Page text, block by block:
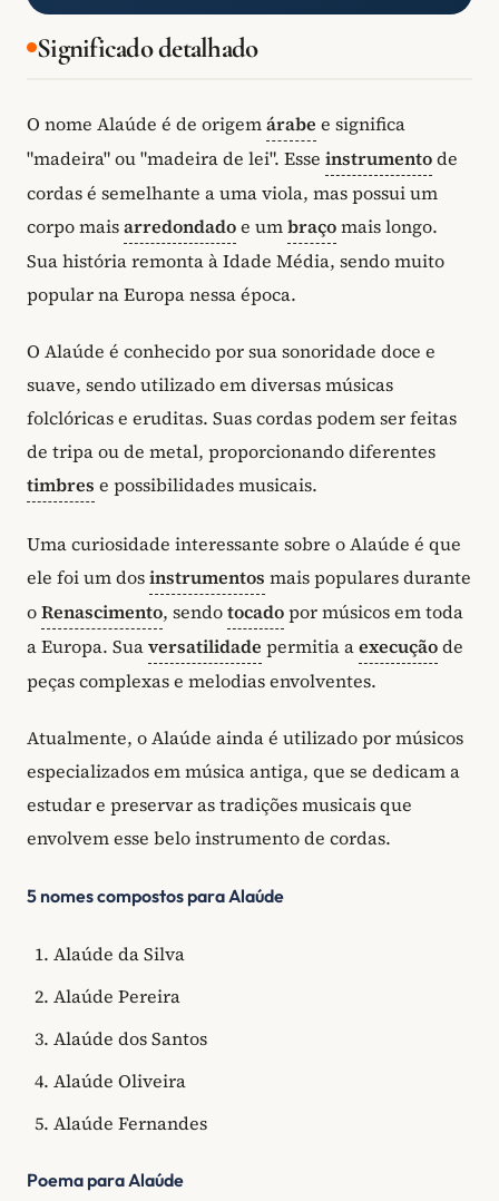
Significado detalhado
O nome Alaúde é de origemárabe e significa
"madeira" ou "madeira de lei". Esse instrumentode
cordas é semelhante a uma viola, mas possui um
corpo maisarredondadoe umbraçomais longo.
Sua história remonta à Idade Média, sendo muito
popular na Europa nessa época.
O Alaúde é conhecido por sua sonoridade doce e
suave, sendo utilizado em diversas músicas
folclóricas e eruditas. Suas cordas podem ser feitas
de tripa ou de metal, proporcionando diferentes
timbres e possibilidades musicais.
Uma curiosidade interessante sobre o Alaúde é que
ele foi um dosinstrumentos mais populares durante
oRenascimento, sendotocadopor músicos em toda
a Europa. Suaversatilidade permitia aexecuçãode
peças complexas e melodias envolventes.
Atualmente, o Alaúde ainda é utilizado por músicos
especializados em música antiga, que se dedicam a
estudar e preservar as tradições musicais que
envolvem esse belo instrumento de cordas.
5 nomes compostos para Alaúde
Alaúde da Silva
Alaúde Pereira
Alaúde dos Santos
Alaúde Oliveira
Alaúde Fernandes
Poema para Alaúde